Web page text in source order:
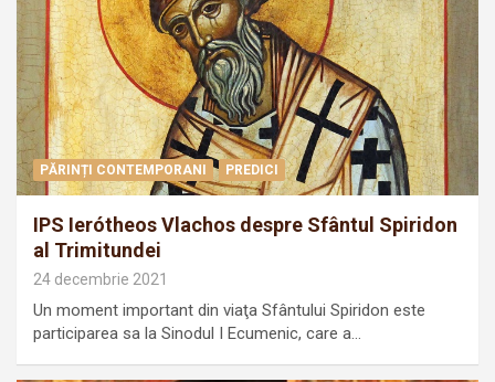
PĂRINȚI CONTEMPORANI PREDICI
IPS Ierótheos Vlachos despre Sfântul Spiridon
al Trimitundei
24 decembrie 2021
Un moment important din viaţa Sfântului Spiridon este
participarea sa la Sinodul I Ecumenic, care a…